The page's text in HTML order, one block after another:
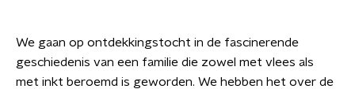
We gaan op ontdekkingstocht in de fascinerende
geschiedenis van een familie die zowel met vlees als
met inkt beroemd is geworden. We hebben het over de